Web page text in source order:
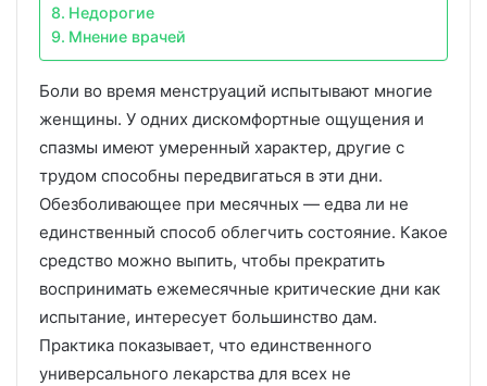
Недорогие
Мнение врачей
Боли во время менструаций испытывают многие
женщины. У одних дискомфортные ощущения и
спазмы имеют умеренный характер, другие с
трудом способны передвигаться в эти дни.
Обезболивающее при месячных — едва ли не
единственный способ облегчить состояние. Какое
средство можно выпить, чтобы прекратить
воспринимать ежемесячные критические дни как
испытание, интересует большинство дам.
Практика показывает, что единственного
универсального лекарства для всех не